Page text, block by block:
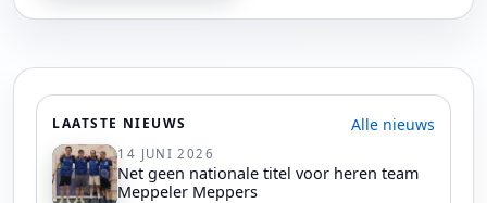
LAATSTE NIEUWS Alle nieuws
14 JUNI 2026
Net geen nationale titel voor heren team
Meppeler Meppers